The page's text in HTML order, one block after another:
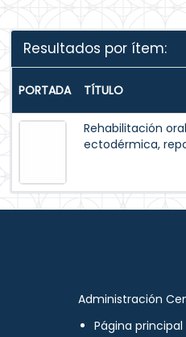
Resultados por ítem:
PORTADA TÍTULO
Rehabilitación
ectodérmica,
Administración
Página principal